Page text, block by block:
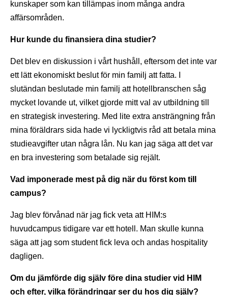
kunskaper som kan tillämpas inom många andra
affärsområden.
Hur kunde du finansiera dina studier?
Det blev en diskussion i vårt hushåll, eftersom det inte var
ett lätt ekonomiskt beslut för min familj att fatta. I
slutändan beslutade min familj att hotellbranschen såg
mycket lovande ut, vilket gjorde mitt val av utbildning till
en strategisk investering. Med lite extra ansträngning från
mina föräldrars sida hade vi lyckligtvis råd att betala mina
studieavgifter utan några lån. Nu kan jag säga att det var
en bra investering som betalade sig rejält.
Vad imponerade mest på dig när du först kom till
campus?
Jag blev förvånad när jag fick veta att HIM:s
huvudcampus tidigare var ett hotell. Man skulle kunna
säga att jag som student fick leva och andas hospitality
dagligen.
Om du jämförde dig själv före dina studier vid HIM
och efter, vilka förändringar ser du hos dig själv?